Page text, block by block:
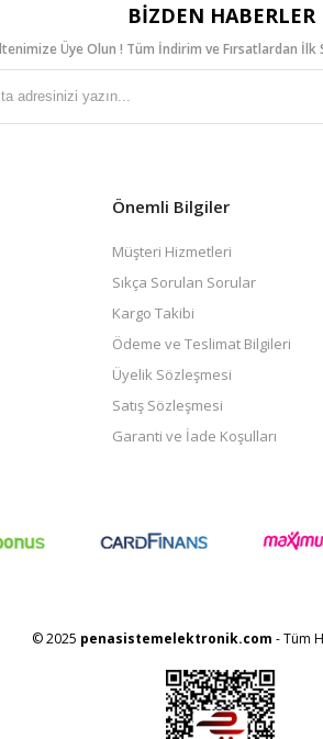
BIZDEN HABERLER
Üye Olun ! Tüm İndirim ve Fırsatlardan İlk
Önemli Bilgiler
Müşteri Hizmetleri
Sıkça Sorulan Sorular
Kargo Takibi
Ödeme ve Teslimat Bilgileri
Üyelik Sözleşmesi
Satış Sözleşmesi
Garanti ve İade Koşulları
© 2025 penasistemelektronik.com - Tüm